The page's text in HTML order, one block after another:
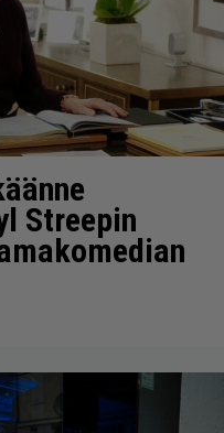
Streepin